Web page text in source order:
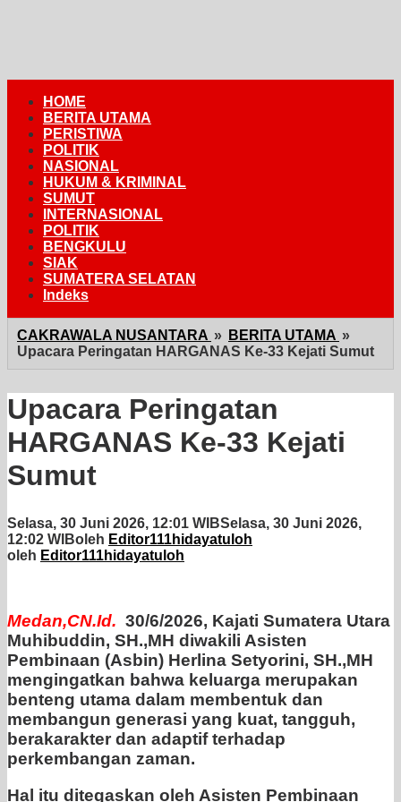
HOME
BERITA UTAMA
PERISTIWA
POLITIK
NASIONAL
HUKUM & KRIMINAL
SUMUT
INTERNASIONAL
POLITIK
BENGKULU
SIAK
SUMATERA SELATAN
Indeks
CAKRAWALA NUSANTARA » BERITA UTAMA »
Upacara Peringatan HARGANAS Ke-33 Kejati Sumut
Upacara Peringatan
HARGANAS Ke-33 Kejati
Sumut
Selasa, 30 Juni 2026, 12:01 WIBSelasa, 30 Juni 2026,
12:02 WIBoleh Editor111hidayatuloh
oleh Editor111hidayatuloh
Medan,CN.Id. 30/6/2026, Kajati Sumatera Utara
Muhibuddin, SH.,MH diwakili Asisten
Pembinaan (Asbin) Herlina Setyorini, SH.,MH
mengingatkan bahwa keluarga merupakan
benteng utama dalam membentuk dan
membangun generasi yang kuat, tangguh,
berakarakter dan adaptif terhadap
perkembangan zaman.
Hal itu ditegaskan oleh Asisten Pembinaan